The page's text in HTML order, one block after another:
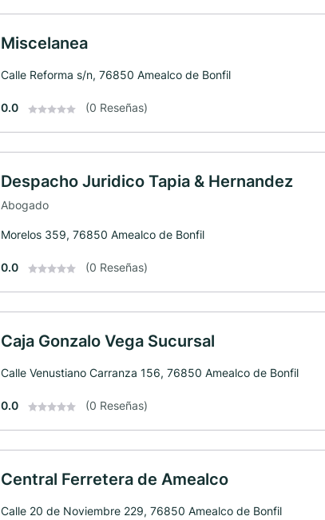
Miscelanea
Calle Reforma s/n, 76850 Amealco de Bonfil
0.0 (0 Reseñas)
Despacho Juridico Tapia & Hernandez
Abogado
Morelos 359, 76850 Amealco de Bonfil
0.0 (0 Reseñas)
Caja Gonzalo Vega Sucursal
Calle Venustiano Carranza 156, 76850 Amealco de Bonfil
0.0 (0 Reseñas)
Central Ferretera de Amealco
Calle 20 de Noviembre 229, 76850 Amealco de Bonfil